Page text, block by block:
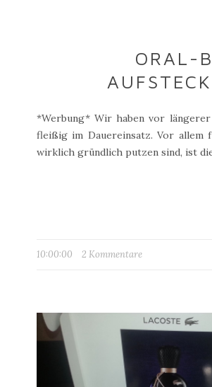
ORAL-
*Werbung* Wir haben vor
fleißig im Dauereinsatz. Vor allem
wirklich gründlich putzen sind, ist
10:00:00 2 Kommentare